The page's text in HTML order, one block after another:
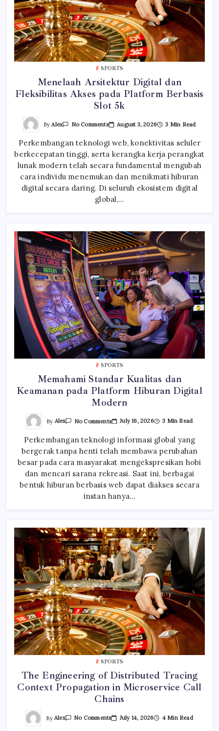
SPORTS
Menelaah Arsitektur Digital dan
Fleksibilitas Akses pada Platform Berbasis
Slot 5k
ByAlex No CommentsOn
Menelaah
Digital
Dan
Fleksibilitas
Akses
Pada
Platform
Berbasis
Slot
August 3, 2026 3 Min Read
Perkembangan teknologi web, konektivitas seluler
berkecepatan tinggi, serta kerangka kerja perangkat
lunak modern telah secara fundamental mengubah
cara individu menemukan dan menikmati hiburan
digital secara daring. Di seluruh ekosistem digital
global,…
SPORTS
Memahami Standar Kualitas dan
Keamanan pada Platform Hiburan Digital
Modern
By Alex No CommentsOn
Kualitas
Dan
Keamanan
Pada
Platform
Hiburan
Digital
Modern
July 16, 2026 3 Min Read
Perkembangan teknologi informasi global yang
bergerak tanpa henti telah membawa perubahan
besar pada cara masyarakat mengekspresikan hobi
dan mencari sarana rekreasi. Saat ini, berbagai
bentuk hiburan berbasis web dapat diakses secara
instan hanya…
SPORTS
The Engineering of Distributed Tracing
Context Propagation in Microservice Call
Chains
ByAlex No CommentsOn July 14, 2026 4 Min Read